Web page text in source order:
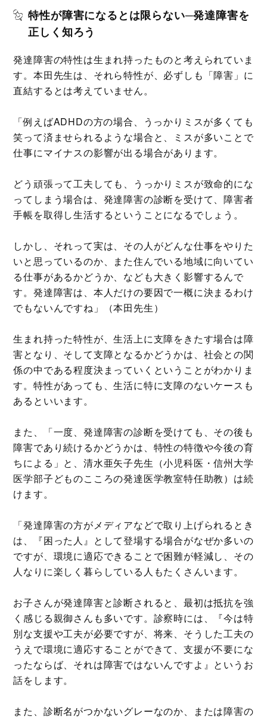
特性が障害になるとは限らない─発達障害を
正しく知ろう
発達障害の特性は生まれ持ったものと考えられていま
す。本田先生は、それら特性が、必ずしも「障害」に
直結するとは考えていません。
「例えばADHDの方の場合、うっかりミスが多くても
笑って済ませられるような場合と、ミスが多いことで
仕事にマイナスの影響が出る場合があります。
どう頑張って工夫しても、うっかりミスが致命的にな
ってしまう場合は、発達障害の診断を受けて、障害者
手帳を取得し生活するということになるでしょう。
しかし、それって実は、その人がどんな仕事をやりた
いと思っているのか、また住んでいる地域に向いてい
る仕事があるかどうか、なども大きく影響するんで
す。発達障害は、本人だけの要因で一概に決まるわけ
でもないんですね」（本田先生）
生まれ持った特性が、生活上に支障をきたす場合は障
害となり、そして支障となるかどうかは、社会との関
係の中である程度決まっていくということがわかりま
す。特性があっても、生活に特に支障のないケースも
あるといいます。
また、「一度、発達障害の診断を受けても、その後も
障害であり続けるかどうかは、特性の特徴や今後の育
ちによる」と、清水亜矢子先生（小児科医・信州大学
医学部子どものこころの発達医学教室特任助教）は続
けます。
「発達障害の方がメディアなどで取り上げられるとき
は、『困った人』として登場する場合がなぜか多いの
ですが、環境に適応できることで困難が軽減し、その
人なりに楽しく暮らしている人もたくさんいます。
お子さんが発達障害と診断されると、最初は抵抗を強
く感じる親御さんも多いです。診察時には、『今は特
別な支援や工夫が必要ですが、将来、そうした工夫の
うえで環境に適応することができて、支援が不要にな
ったならば、それは障害ではないんですよ』というお
話をします。
また、診断名がつかないグレーなのか、または障害の